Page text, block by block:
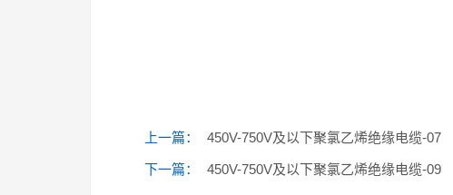
上一篇： 450V-750V及以下聚氯乙烯绝缘电缆-07
下一篇： 450V-750V及以下聚氯乙烯绝缘电缆-09